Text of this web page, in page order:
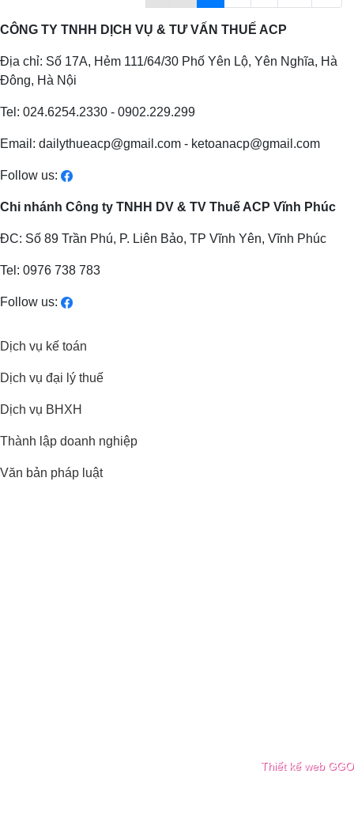
CÔNG TY TNHH DỊCH VỤ & TƯ VẤN THUẾ ACP
Địa chỉ: Số 17A, Hẻm 111/64/30 Phố Yên Lộ, Yên Nghĩa, Hà
Đông, Hà Nội
Tel: 024.6254.2330 - 0902.229.299
Email: dailythueacp@gmail.com - ketoanacp@gmail.com
Follow us:
Chi nhánh Công ty TNHH DV & TV Thuế ACP Vĩnh Phúc
ĐC: Số 89 Trần Phú, P. Liên Bảo, TP Vĩnh Yên, Vĩnh Phúc
Tel: 0976 738 783
Follow us:
Dịch vụ kế toán
Dịch vụ đại lý thuế
Dịch vụ BHXH
Thành lập doanh nghiệp
Văn bản pháp luật
Thiết kế web GGO